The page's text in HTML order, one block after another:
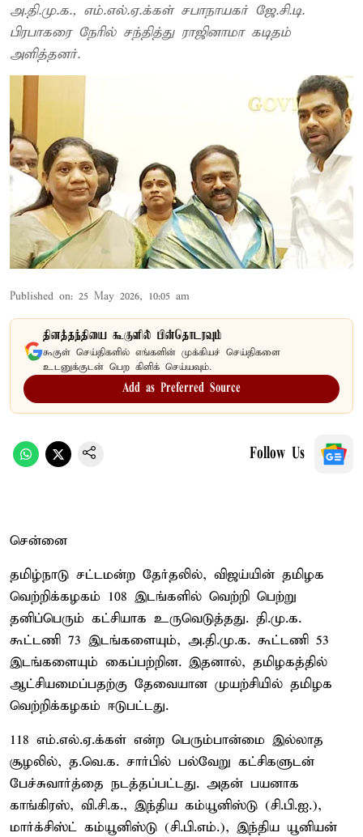
அ.தி.மு.க., எம்.எல்.ஏ.க்கள் சபாநாயகர் ஜே.சி.டி.
பிரபாகரை நேரில் சந்தித்து ராஜினாமா கடிதம்
அளித்தனர்.
Published on: 25 May 2026, 10:05 am
தினத்தந்தியை கூகுளில் பின்தொடரவும்
கூகுள் செய்திகளில் எங்களின் முக்கியச் செய்திகளை
உடனுக்குடன் பெற கிளிக் செய்யவும்.
Add as Preferred Source
Follow Us
சென்னை
தமிழ்நாடு சட்டமன்ற தேர்தலில், விஜய்யின் தமிழக
வெற்றிக்கழகம் 108 இடங்களில் வெற்றி பெற்று
தனிப்பெரும் கட்சியாக உருவெடுத்தது. தி.மு.க.
கூட்டணி 73 இடங்களையும், அ.தி.மு.க. கூட்டணி 53
இடங்களையும் கைப்பற்றின. இதனால், தமிழகத்தில்
ஆட்சியமைப்பதற்கு தேவையான முயற்சியில் தமிழக
வெற்றிக்கழகம் ஈடுபட்டது.
118 எம்.எல்.ஏ.க்கள் என்ற பெரும்பான்மை இல்லாத
சூழலில், த.வெ.க. சார்பில் பல்வேறு கட்சிகளுடன்
பேச்சுவார்த்தை நடத்தப்பட்டது. அதன் பயனாக
காங்கிரஸ், வி.சி.க., இந்திய கம்யூனிஸ்டு (சி.பி.ஐ.),
மார்க்சிஸ்ட் கம்யூனிஸ்டு (சி.பி.எம்.), இந்திய யூனியன்